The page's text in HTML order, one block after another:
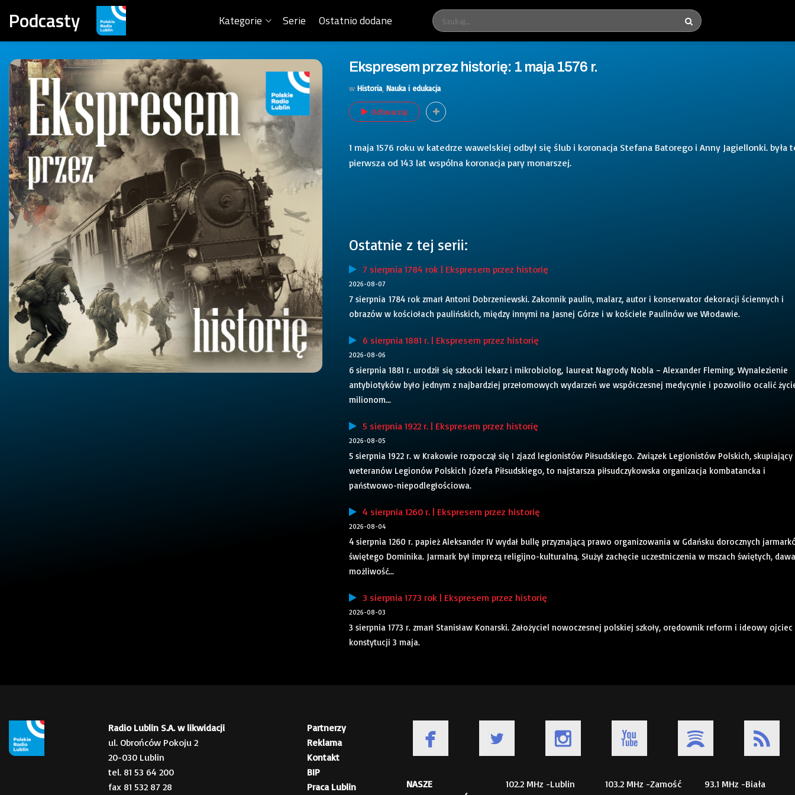
Podcasty Kategorie Serie Ostatnio dodane
Ekspresem przez historię: 1 maja 1576 r.
w Historia Nauka i edukacja
Odtwarzaj
1 maja 1576 roku w katedrze wawelskiej odbył się ślub i koronacja Stefana Batorego i Anny Jagiellonki. była
pierwsza od 143 lat wspólna koronacja pary monarszej.
Ostatnie z tej serii:
7 sierpnia 1784 rok | Ekspresem przez historię
2026-08-07
7 sierpnia 1784 rok zmarł Antoni Dobrzeniewski. Zakonnik paulin, malarz, autor i konserwator dekoracji ściennych i
obrazów w kościołach paulińskich, między innymi na Jasnej Górze i w kościele Paulinów we Włodawie.
6 sierpnia 1881 r. | Ekspresem przez historię
2026-08-06
6 sierpnia 1881 r. urodził się szkocki lekarz i mikrobiolog, laureat Nagrody Nobla – Alexander Fleming. Wynalezienie
antybiotyków było jednym z najbardziej przełomowych wydarzeń we współczesnej medycynie i pozwoliło ocalić
milionom...
5 sierpnia 1922 r. | Ekspresem przez historię
2026-08-05
5 sierpnia 1922 r. w Krakowie rozpoczął się I zjazd legionistów Piłsudskiego. Związek Legionistów Polskich, skupiający
weteranów Legionów Polskich Józefa Piłsudskiego, to najstarsza piłsudczykowska organizacja kombatancka i
państwowo-niepodległościowa.
4 sierpnia 1260 r. | Ekspresem przez historię
2026-08-04
4 sierpnia 1260 r. papież Aleksander IV wydał bullę przyznającą prawo organizowania w Gdańsku dorocznych
świętego Dominika. Jarmark był imprezą religijno-kulturalną. Służył zachęcie uczestniczenia w mszach świętych,
możliwość...
3 sierpnia 1773 rok | Ekspresem przez historię
2026-08-03
3 sierpnia 1773 r. zmarł Stanisław Konarski. Założyciel nowoczesnej polskiej szkoły, orędownik reform i ideowy ojciec
konstytucji 3 maja.
Radio Lublin S.A. w likwidacji
ul. Obrońców Pokoju 2
20-030 Lublin
tel. 81 53 64 200
fax 81 532 87 28
Partnerzy
Reklama
Kontakt
BIP
Praca Lublin
NASZE
102.2 MHz -Lublin
103.2 MHz -Zamość
93.1 MHz -Biała